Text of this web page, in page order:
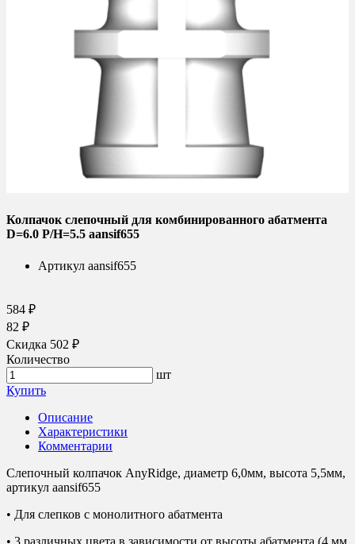
Колпачок слепочный для комбинированного абатмента
D=6.0 P/H=5.5 aansif655
Артикул aansif655
584 ₽
82 ₽
Скидка 502 ₽
Количество
шт
Купить
Описание
Характеристики
Комментарии
Слепочный колпачок AnyRidge, диаметр 6,0мм, высота 5,5мм,
артикул aansif655
• Для слепков с монолитного абатмента
• 3 различных цвета в зависимости от высоты абатмента (4 мм